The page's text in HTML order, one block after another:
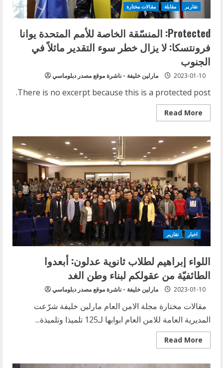
تقارير مقابلة مقالات مختارة
Protected: المنسّقة الخاصة للأمم المتحدة يوانا
فرونتسكا: لا يزال خطر سوء التقدير ماثلاً في
الجنوب
مارلين خليفة - ناشرة موقع مصدر دبلوماسي 2023-01-10
There is no excerpt because this is a protected post.
Read More
Read
more
المنسّقة
الخاصة
للأمم
المتحدة
يوانا
فرونتسكا:
لا
يزال
خطر
سوء
التقدير
ماثلاً
في
الجنوب اخبار تقارير
اللواء إبراهيم لطلاب ثانوية عدلون: أبعدوا
الطائفيّة من عقولكم لبناء وطن الغد
مارلين خليفة - ناشرة موقع مصدر دبلوماسي 2023-01-10
مقالات مختارة مجلة الامن العام مارلين خليفة شرّعت
المديرية العامة للامن العام ابوابها لـ125 تلميذا وتلميذة...
Read More
Read
more